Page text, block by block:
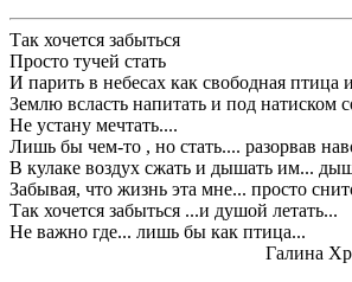
Так хочется забыться
Просто тучей стать
И парить в небесах как свободная птица
Землю всласть напитать и под натиском
Не устану мечтать....
Лишь бы чем-то , но стать.... разорвав
В кулаке воздух сжать и дышать им...
Забывая, что жизнь эта мне... просто
Так хочется забыться ...и душой летать...
Не важно где... лишь бы как птица...
Галина Хромова